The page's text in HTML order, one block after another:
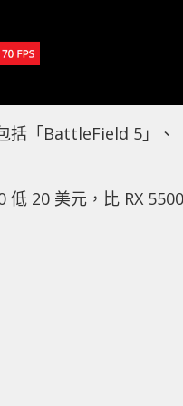
括「BattleField 5」、
低 20 美元，比 RX 5500